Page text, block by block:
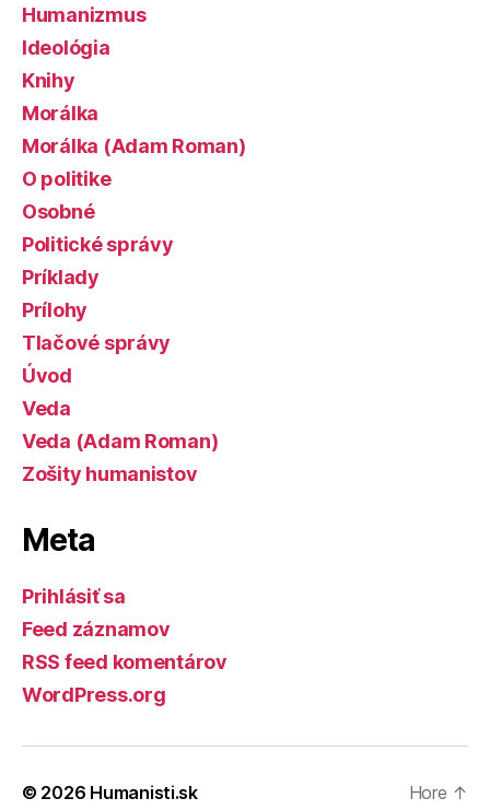
Humanizmus
Ideológia
Knihy
Morálka
Morálka (Adam Roman)
O politike
Osobné
Politické správy
Príklady
Prílohy
Tlačové správy
Úvod
Veda
Veda (Adam Roman)
Zošity humanistov
Meta
Prihlásiť sa
Feed záznamov
RSS feed komentárov
WordPress.org
© 2026 Humanisti.sk Hore ↑